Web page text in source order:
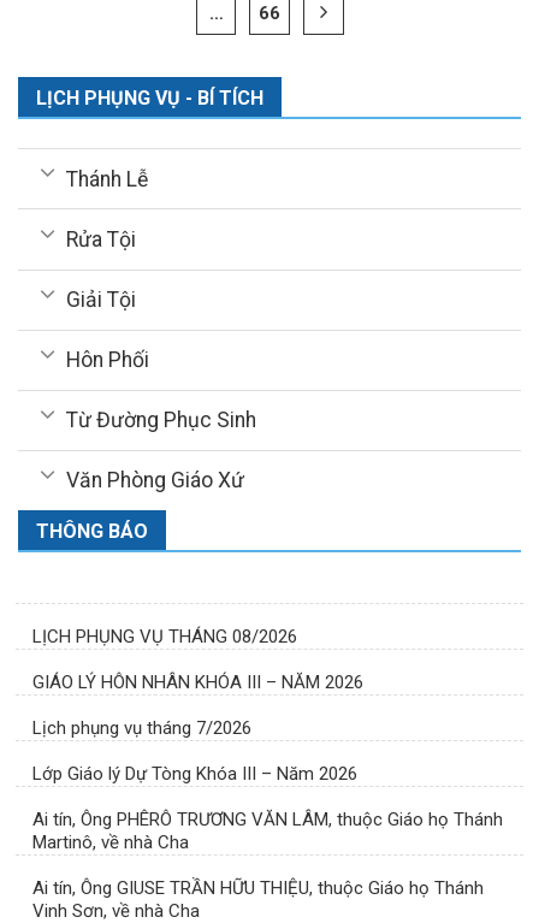
…
66
LỊCH PHỤNG VỤ - BÍ TÍCH
Thánh Lễ
Rửa Tội
Giải Tội
Hôn Phối
Từ Đường Phục Sinh
Văn Phòng Giáo Xứ
THÔNG BÁO
LỊCH PHỤNG VỤ THÁNG 08/2026
GIÁO LÝ HÔN NHÂN KHÓA III – NĂM 2026
Lịch phụng vụ tháng 7/2026
Lớp Giáo lý Dự Tòng Khóa III – Năm 2026
Ai tín, Ông PHÊRÔ TRƯƠNG VĂN LÂM, thuộc Giáo họ Thánh
Martinô, về nhà Cha
Ai tín, Ông GIUSE TRẦN HỮU THIỆU, thuộc Giáo họ Thánh
Vinh Sơn, về nhà Cha